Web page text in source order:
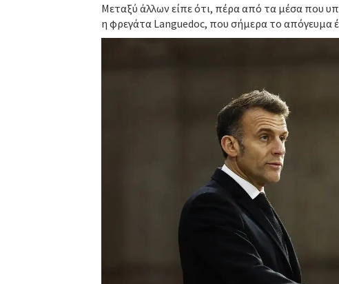
Μεταξύ άλλων είπε ότι, πέρα από τα μέσα που
η φρεγάτα Languedoc, που σήμερα το απόγευμα